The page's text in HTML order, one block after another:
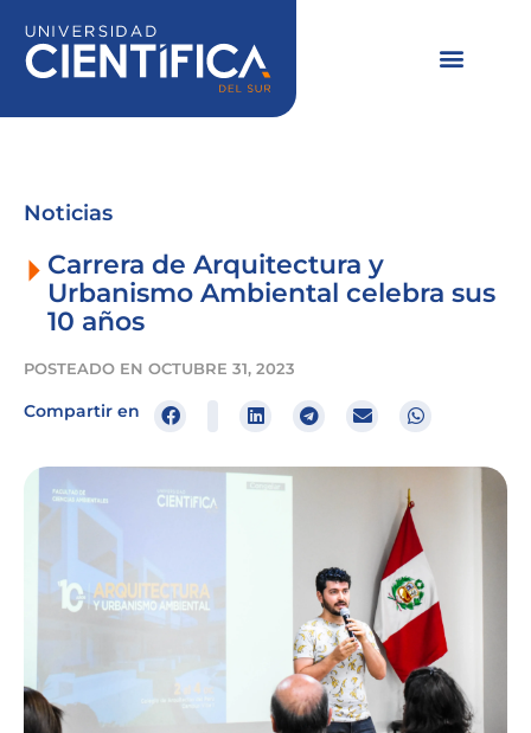
contenido
Noticias
Carrera de Arquitectura y
Urbanismo Ambiental celebra sus
10 años
POSTEADO EN OCTUBRE 31, 2023
Compartir en